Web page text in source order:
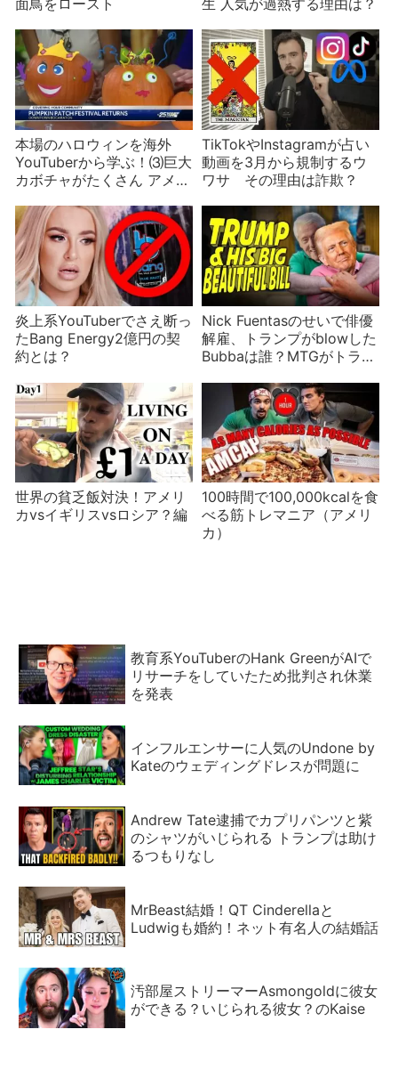
本場のハロウィンを海外
YouTuberから学ぶ！⑶巨大
カボチャがたくさん アメリ
TikTokやInstagramが占い
動画を3月から規制するウ
ワサ その理由は詐欺？
炎上系YouTuberでさえ断っ
たBang Energy2億円の契
約とは？
Nick Fuentasのせいで俳優
解雇、トランプがblowした
Bubbaは誰？MTGがトラン
世界の貧乏飯対決！アメリ
カvsイギリスvsロシア？編
100時間で100,000kcalを食
べる筋トレマニア（アメリ
カ）
教育系YouTuberのHank GreenがAIで
リサーチをしていたため批判され休業
を発表
インフルエンサーに人気のUndone by
Kateのウェディングドレスが問題に
Andrew Tate逮捕でカプリパンツと紫
のシャツがいじられる トランプは助け
るつもりなし
MrBeast結婚！QT Cinderellaと
Ludwigも婚約！ネット有名人の結婚話
汚部屋ストリーマーAsmongoldに彼女
ができる？いじられる彼女？のKaise